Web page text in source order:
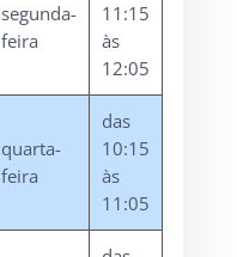
segunda-
feira
11:15
às
12:05
quarta-
feira
das
10:15
às
11:05